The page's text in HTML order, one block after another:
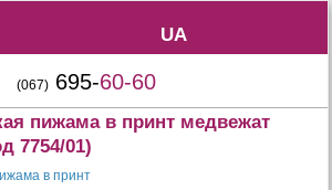
UA
UA
(067) 695-60-60
пижама в принт медвежат
7754/01)